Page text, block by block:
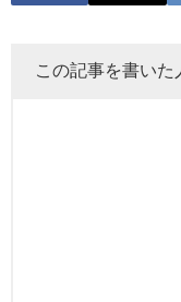
この記事を書いた